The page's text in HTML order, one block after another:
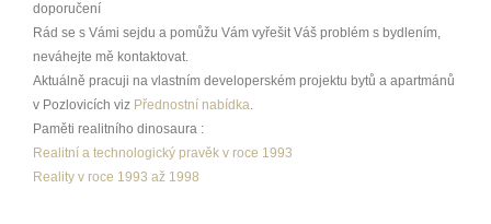
doporučení
Rád se s Vámi sejdu a pomůžu Vám vyřešit Váš problém s bydlením,
neváhejte mě kontaktovat.
Aktuálně pracuji na vlastním developerském projektu bytů a apartmánů
v Pozlovicích viz Přednostní nabídka
Paměti realitního dinosaura :
Realitní a technologický pravěk v roce 1993
Reality v roce 1993 až 1998